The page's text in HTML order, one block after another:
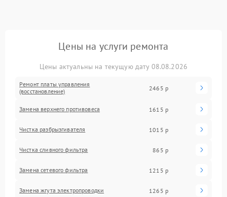
Цены на услуги ремонта
Цены актуальны на текущую дату 08.08.2026
Ремонт платы управления
(восстановление)
2465 р
Замена верхнего противовеса 1615 р
Чистка разбрызгивателя 1015 р
Чистка сливного фильтра 865 р
Замена сетевого фильтра 1215 р
Замена жгута электропроводки 1265 р